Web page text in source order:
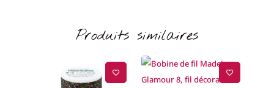
Produits similaires